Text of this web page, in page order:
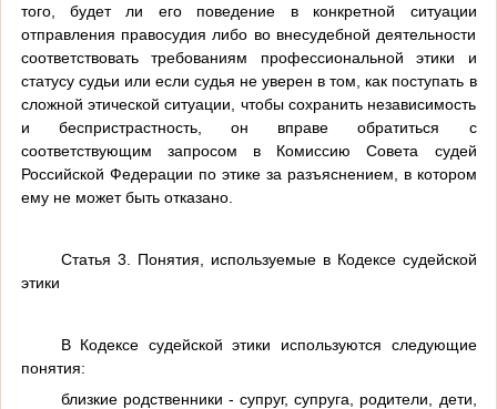
того, будет ли его поведение в конкретной ситуации
отправления правосудия либо во внесудебной деятельности
соответствовать требованиям профессиональной этики и
статусу судьи или если судья не уверен в том, как поступать в
сложной этической ситуации, чтобы сохранить независимость
и беспристрастность, он вправе обратиться с
соответствующим запросом в Комиссию Совета судей
Российской Федерации по этике за разъяснением, в котором
ему не может быть отказано.
Статья 3. Понятия, используемые в Кодексе судейской
этики
В Кодексе судейской этики используются следующие
понятия:
близкие родственники - супруг, супруга, родители, дети,